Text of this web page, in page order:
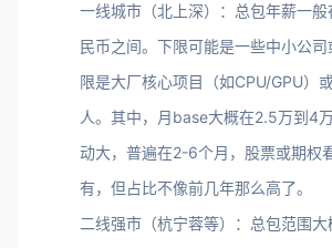
一线城市（北上深）：总包年薪一
民币之间。下限可能是一些中小公
限是大厂核心项目（如CPU/GPU）
人。其中，月base大概在2.5万到4
动大，普遍在2-6个月，股票或期权
有，但占比不像前几年那么高了。
二线强市（杭宁蓉等）：总包范围